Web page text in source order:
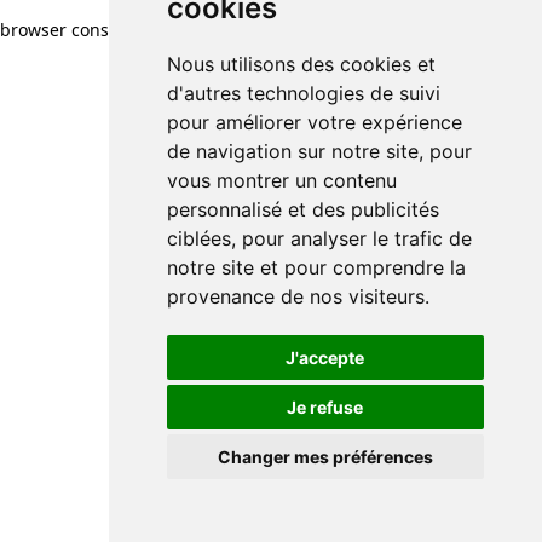
cookies
Nous utilisons des cookies et
d'autres technologies de suivi
pour améliorer votre expérience
de navigation sur notre site, pour
vous montrer un contenu
personnalisé et des publicités
ciblées, pour analyser le trafic de
notre site et pour comprendre la
provenance de nos visiteurs.
J'accepte
Je refuse
Changer mes préférences
browser console for more information)